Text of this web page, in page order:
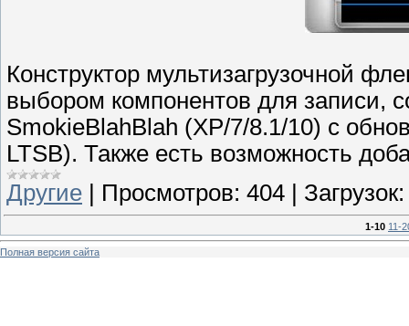
Конструктор мультизагрузочной
выбором компонентов для записи,
SmokieBlahBlah (XP/7/8.1/10) с
LTSB). Также есть возможность
Другие
Просмотров: 404 Загрузок:
1-10 11-
Полная версия сайта